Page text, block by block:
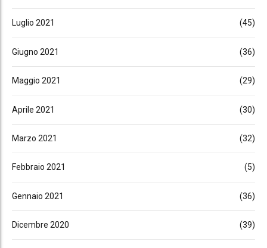
Luglio 2021 (45)
Giugno 2021 (36)
Maggio 2021 (29)
Aprile 2021 (30)
Marzo 2021 (32)
Febbraio 2021 (5)
Gennaio 2021 (36)
Dicembre 2020 (39)